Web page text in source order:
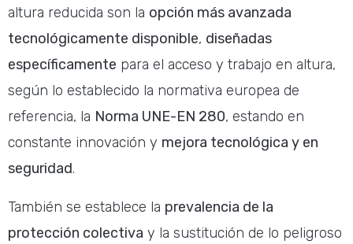
altura reducida son la opción más avanzada
tecnológicamente disponible, diseñadas
específicamente para el acceso y trabajo en altura,
según lo establecido la normativa europea de
referencia, la Norma UNE-EN 280, estando en
constante innovación y mejora tecnológica y en
seguridad.
También se establece la prevalencia de la
protección colectiva y la sustitución de lo peligroso